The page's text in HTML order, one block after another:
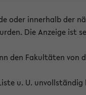
oder innerhalb der
Die Anzeige
den Fakultäten
u. U.